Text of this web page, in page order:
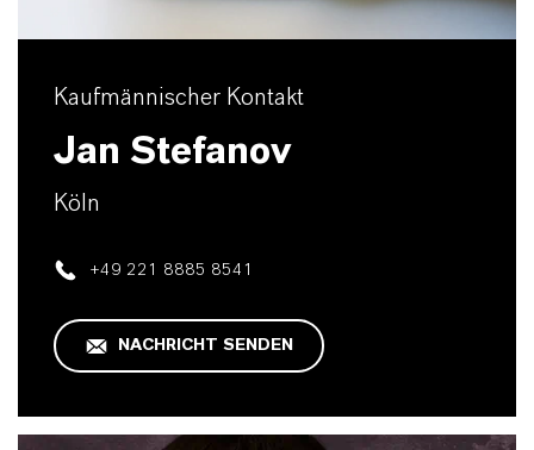
Kaufmännischer Kontakt
Jan Stefanov
Köln
+49 221 8885 8541
NACHRICHT SENDEN